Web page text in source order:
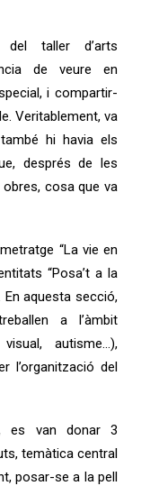
del taller d’arts
de veure en
i compartir-
Veritablement, va
hi havia els
després de les
cosa que va
“La vie en
“Posa’t a la
En aquesta secció,
a l’àmbit
autisme…),
l’organització del
es van donar 3
temàtica central
posar-se a la pell